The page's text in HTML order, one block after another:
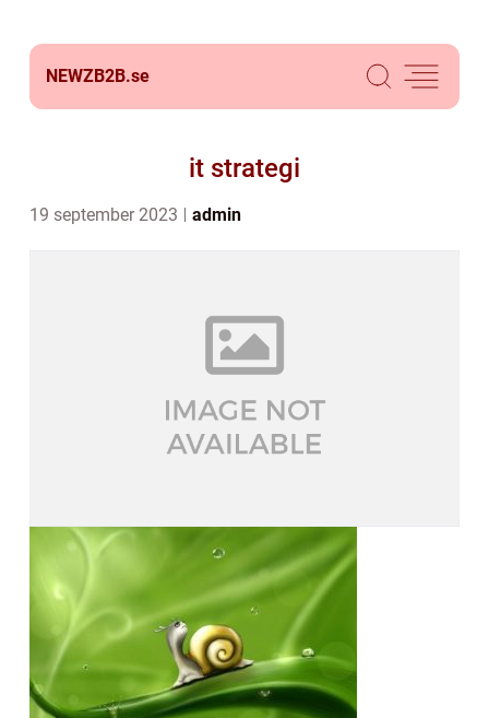
NEWZB2B.se
it strategi
19 september 2023 admin